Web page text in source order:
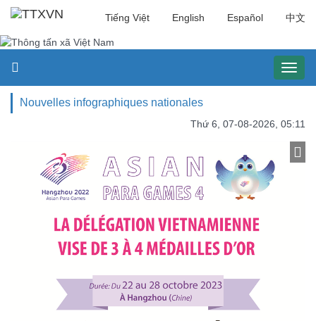
Tiếng Việt English Español 中文
Nouvelles infographiques nationales
Thứ 6, 07-08-2026, 05:11